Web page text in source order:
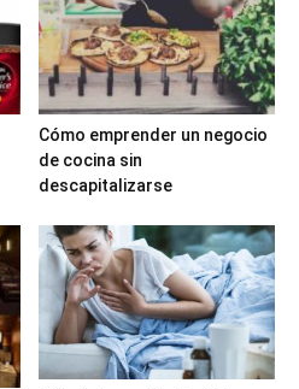
Cómo emprender un negocio
de cocina sin
descapitalizarse